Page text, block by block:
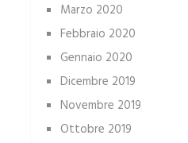
Marzo 2020
Febbraio 2020
Gennaio 2020
Dicembre 2019
Novembre 2019
Ottobre 2019